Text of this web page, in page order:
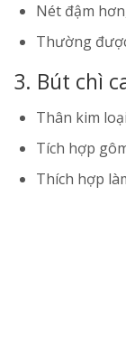
Nét đậm
Thường
3. Bút chì
Thân kim
Tích hợp
Thích hợp